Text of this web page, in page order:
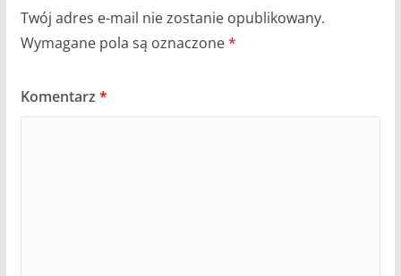
Twój adres e-mail nie zostanie opublikowany.
Wymagane pola są oznaczone*
Komentarz *